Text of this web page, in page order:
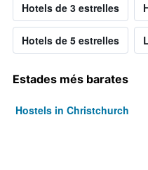
Hotels de 3 estrelles
Hotels de 5 estrelles
Estades més barates
Hostels in Christchurch